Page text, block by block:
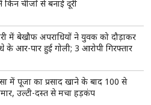
बड़ा खुलासा
मोदी के कार्यक्रम को लेकर ओवैसी
के ‘सिर झुकाने’ के निर्देश पर उठाए सवाल
में हलचल, PM मोदी से मिलेंगे NCP
के सभी 8 सांसद